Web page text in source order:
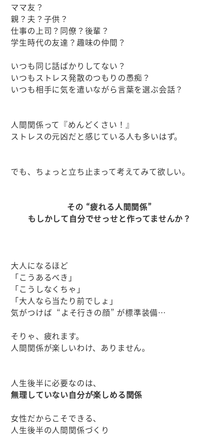
ママ友？
親？夫？子供？
仕事の上司？同僚？後輩？
学生時代の友達？趣味の仲間？
いつも同じ話ばかりしてない？
いつもストレス発散のつもりの愚痴？
いつも相手に気を遣いながら言葉を選ぶ会話？
人間関係って『めんどくさい！』
ストレスの元凶だと感じている人も多いはず。
でも、ちょっと立ち止まって考えてみて欲しい。
その “疲れる人間関係”
もしかして自分でせっせと作ってませんか？
大人になるほど
「こうあるべき」
「こうしなくちゃ」
「大人なら当たり前でしょ」
気がつけば “よそ行きの顔” が標準装備…
そりゃ、疲れます。
人間関係が楽しいわけ、ありません。
人生後半に必要なのは、
無理していない自分が楽しめる関係
女性だからこそできる、
人生後半の人間関係づくり